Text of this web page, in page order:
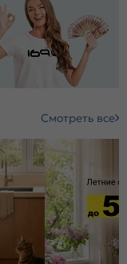
Смотреть все